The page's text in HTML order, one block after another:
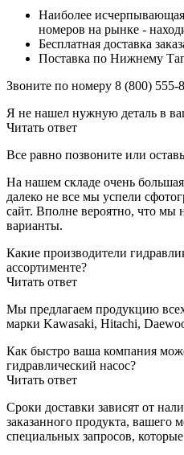
Наиболее
номеров на рынке -
Бесплатная доставка
Поставка по Нижнему
Звоните по номеру 8 (800) 555-
Я не нашел нужную деталь в
Читать ответ
Все равно позвоните или
На нашем складе очень
далеко не все мы успели
сайт. Вполне вероятно, что мы
варианты.
Какие производители
ассортименте?
Читать ответ
Мы предлагаем продукцию
марки Kawasaki, Hitachi,
Как быстро ваша компания
гидравлический насос?
Читать ответ
Сроки доставки зависят от
заказанного продукта, вашего
специальных запросов,